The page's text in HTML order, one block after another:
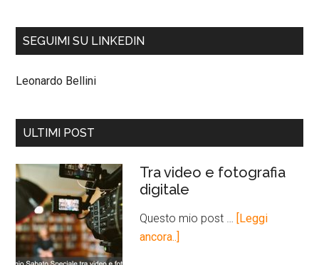
SEGUIMI SU LINKEDIN
Leonardo Bellini
ULTIMI POST
Tra video e fotografia
digitale
Questo mio post … [Leggi
ancora..]